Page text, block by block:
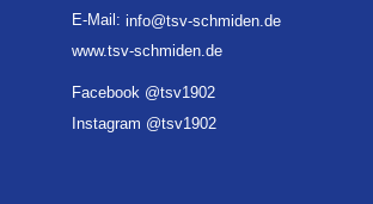
E-Mail: info@tsv-schmiden.de
www.tsv-schmiden.de
Facebook @tsv1902
Instagram @tsv1902